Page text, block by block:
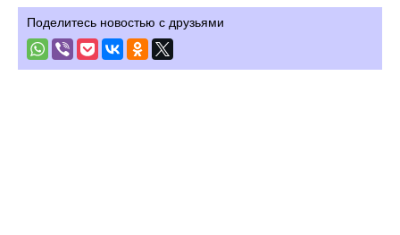
Поделитесь новостью с друзьями